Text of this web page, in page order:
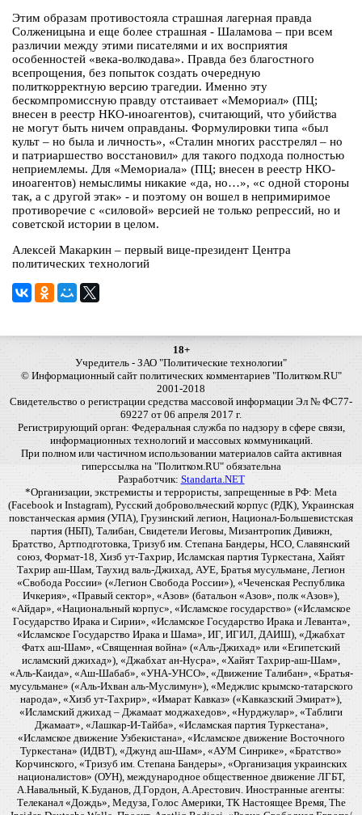
Этим образам противостояла страшная лагерная правда
Солженицына и еще более страшная - Шаламова – при всем
различии между этими писателями и их восприятия
особенностей «века-волкодава». Правда без благостного
всепрощения, без попыток создать очередную
политкорректную версию трагедии. Именно эту
бескомпромиссную правду отстаивает «Мемориал» (ПЦ;
внесен в реестр НКО-иноагентов), считающий, что убийства
не могут быть ничем оправданы. Формулировки типа «был
культ – но была и личность», «Сталин многих расстрелял – но
и патриаршество восстановил» для такого подхода полностью
неприемлемы. Для «Мемориала» (ПЦ; внесен в реестр НКО-
иноагентов) немыслимы никакие «да, но…», «с одной стороны
так, а с другой этак» - и поэтому он вошел в непримиримое
противоречие с «силовой» версией не только репрессий, но и
советской истории в целом.
Алексей Макаркин – первый вице-президент Центра
политических технологий
18+
Учредитель - ЗАО "Политические технологии"
© Информационный сайт политических комментариев "Политком.RU"
2001-2018
Свидетельство о регистрации средства массовой информации Эл № ФС77-
69227 от 06 апреля 2017 г.
Регистрирующий орган: Федеральная служба по надзору в сфере связи,
информационных технологий и массовых коммуникаций.
При полном или частичном использовании материалов сайта активная
гиперссылка на "Политком.RU" обязательна
Разработчик: Standarta.NET
*Организации, экстремисты и террористы, запрещенные в РФ: Meta
(Facebook и Instagram), Русский добровольческий корпус (РДК), Украинская
повстанческая армия (УПА), Грузинский легион, Национал-Большевистская
партия (НБП), Талибан, Свидетели Иеговы, Мизантропик Дивижн,
Братство, Артподготовка, Тризуб им. Степана Бандеры, НСО, Славянский
союз, Формат-18, Хизб ут-Тахрир, Исламская партия Туркестана, Хайят
Тахрир аш-Шам, Таухид валь-Джихад, АУЕ, Братья мусульмане, Легион
«Свобода России» («Легион Свобода России»), «Чеченская Республика
Ичкерия», «Правый сектор», «Азов» (батальон «Азов», полк «Азов»),
«Айдар», «Национальный корпус», «Исламское государство» («Исламское
Государство Ирака и Сирии», «Исламское Государство Ирака и Леванта»,
«Исламское Государство Ирака и Шама», ИГ, ИГИЛ, ДАИШ), «Джабхат
Фатх аш-Шам», «Священная война» («Аль-Джихад» или «Египетский
исламский джихад»), «Джабхат ан-Нусра», «Хайят Тахрир-аш-Шам»,
«Аль-Каида», «Аш-Шабаб», «УНА-УНСО», «Движение Талибан», «Братья-
мусульмане» («Аль-Ихван аль-Муслимун»), «Меджлис крымско-татарского
народа», «Хизб ут-Тахрир», «Имарат Кавказ» («Кавказский Эмират»),
«Исламский джихад – Джамаат моджахедов», «Нурджулар», «Таблиги
Джамаат», «Лашкар-И-Тайба», «Исламская партия Туркестана»,
«Исламское движение Узбекистана», «Исламское движение Восточного
Туркестана» (ИДВТ), «Джунд аш-Шам», «АУМ Синрике», «Братство»
Корчинского, «Тризуб им. Степана Бандеры», «Организация украинских
националистов» (ОУН), международное общественное движение ЛГБТ,
А.Навальный, К.Буданов, Д.Гордон, А.Арестович. Иностранные агенты:
Телеканал «Дождь», Медуза, Голос Америки, ТК Настоящее Время, The